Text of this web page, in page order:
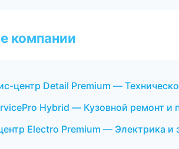
компании
центр Detail Premium —
Hybrid — Кузовной ремонт и
Electro Premium — Электрика и